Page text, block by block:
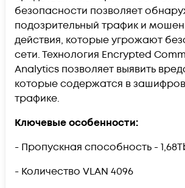
безопасности позволяет
подозрительный трафик и
действия, которые угрожают
сети. Технология Encrypted
Analytics позволяет выявить
которые содержатся в
трафике.
Ключевые особенности:
- Пропускная способность -
- Количество VLAN 4096